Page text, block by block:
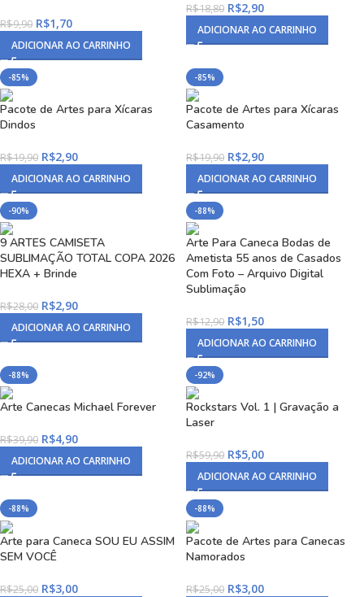
R$9,90 R$1,70
ADICIONAR AO CARRINHO
R$18,80 R$2,90
ADICIONAR AO CARRINHO
-85%
Pacote de Artes para Xícaras
Dindos
R$19,90 R$2,90
ADICIONAR AO CARRINHO
-85%
Pacote de Artes para Xícaras
Casamento
R$19,90 R$2,90
ADICIONAR AO CARRINHO
-90%
9 ARTES CAMISETA
SUBLIMAÇÃO TOTAL COPA 2026
HEXA + Brinde
R$28,00 R$2,90
ADICIONAR AO CARRINHO
-88%
Arte Para Caneca Bodas de
Ametista 55 anos de Casados
Com Foto – Arquivo Digital
Sublimação
R$12,90 R$1,50
ADICIONAR AO CARRINHO
-88%
Arte Canecas Michael Forever
R$39,90 R$4,90
ADICIONAR AO CARRINHO
-92%
Rockstars Vol. 1 | Gravação a
Laser
R$59,90 R$5,00
ADICIONAR AO CARRINHO
-88%
Arte para Caneca SOU EU ASSIM
SEM VOCÊ
R$25,00 R$3,00
-88%
Pacote de Artes para Canecas
Namorados
R$25,00 R$3,00